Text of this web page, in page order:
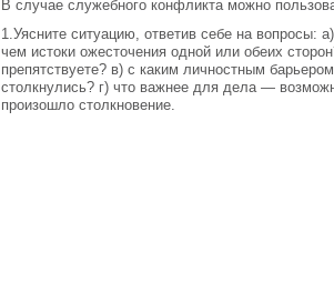
В случае служебного конфликта можно
1.Уясните ситуацию, ответив себе на вопросы:
чем истоки ожесточения одной или обеих
препятствуете? в) с каким личностным
столкнулись? г) что важнее для дела —
произошло столкновение.